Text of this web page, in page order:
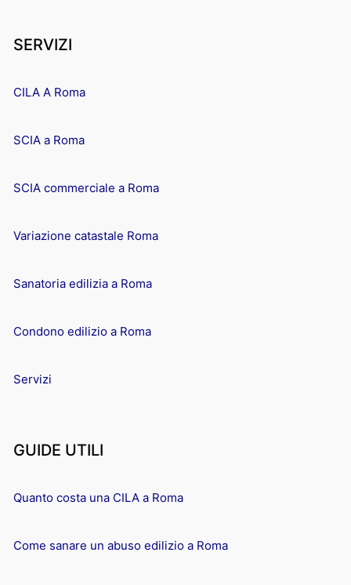
SERVIZI
CILA A Roma
SCIA a Roma
SCIA commerciale a Roma
Variazione catastale Roma
Sanatoria edilizia a Roma
Condono edilizio a Roma
Servizi
GUIDE UTILI
Quanto costa una CILA a Roma
Come sanare un abuso edilizio a Roma